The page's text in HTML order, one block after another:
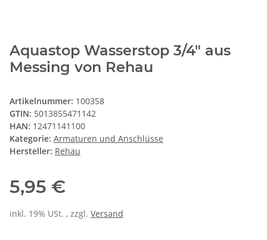
Aquastop Wasserstop 3/4" aus
Messing von Rehau
Artikelnummer: 100358
GTIN: 5013855471142
HAN: 12471141100
Kategorie: Armaturen und Anschlüsse
Hersteller: Rehau
5,95 €
inkl. 19% USt. , zzgl. Versand